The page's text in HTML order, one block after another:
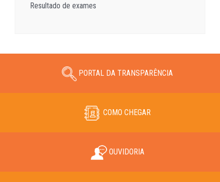
Resultado de exames
PORTAL DA TRANSPARÊNCIA
COMO CHEGAR
OUVIDORIA